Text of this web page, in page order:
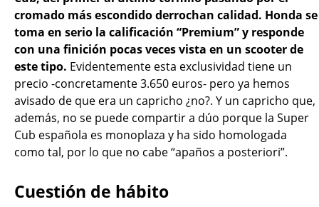
cromado más escondido derrochan calidad. Honda se
toma en serio la calificación “Premium” y responde
con una finición pocas veces vista en un scooter de
este tipo. Evidentemente esta exclusividad tiene un
precio -concretamente 3.650 euros- pero ya hemos
avisado de que era un capricho ¿no?. Y un capricho que,
además, no se puede compartir a dúo porque la Super
Cub española es monoplaza y ha sido homologada
como tal, por lo que no cabe “apaños a posteriori”.
Cuestión de hábito